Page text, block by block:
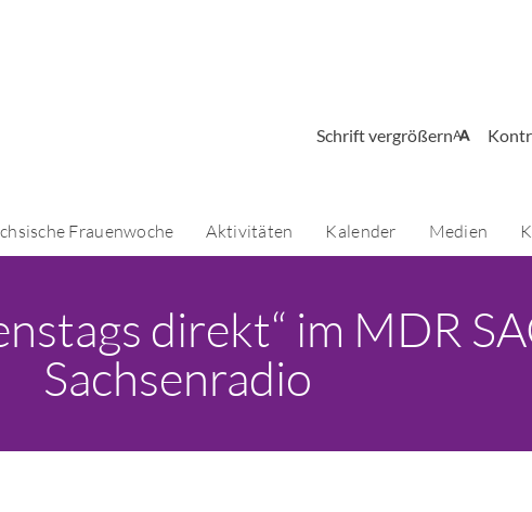
Schrift vergrößern
Frauenwoche Aktivitäten Kalender Medien
direkt“ im MDR
Sachsenradio